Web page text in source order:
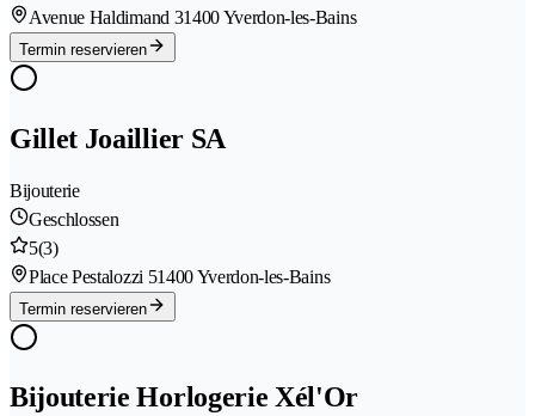
Avenue Haldimand 31400 Yverdon-les-Bains
Termin reservieren
Gillet Joaillier SA
Bijouterie
Geschlossen
5(3)
Place Pestalozzi 51400 Yverdon-les-Bains
Termin reservieren
Bijouterie Horlogerie Xél'Or